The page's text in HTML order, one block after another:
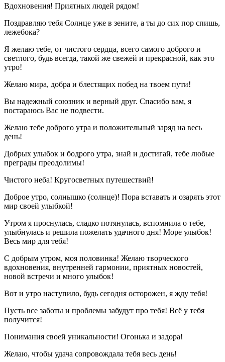
Вдохновения! Приятных людей рядом!
Поздравляю тебя Солнце уже в зените, а ты до сих пор спишь,
лежебока?
Я желаю тебе, от чистого сердца, всего самого доброго и
светлого, будь всегда, такой же свежей и прекрасной, как это
утро!
Желаю мира, добра и блестящих побед на твоем пути!
Вы надежный союзник и верный друг. Спасибо вам, я
постараюсь Вас не подвести.
Желаю тебе доброго утра и положительный заряд на весь
день!
Добрых улыбок и бодрого утра, знай и достигай, тебе любые
преграды преодолимы!
Чистого неба! Кругосветных путешествий!
Доброе утро, солнышко (солнце)! Пора вставать и озарять этот
мир своей улыбкой!
Утром я проснулась, сладко потянулась, вспомнила о тебе,
улыбнулась и решила пожелать удачного дня! Море улыбок!
Весь мир для тебя!
С добрым утром, моя половинка! Желаю творческого
вдохновения, внутренней гармонии, приятных новостей,
новой встречи и много улыбок!
Вот и утро наступило, будь сегодня осторожен, я жду тебя!
Пусть все заботы и проблемы забудут про тебя! Всё у тебя
получится!
Понимания своей уникальности! Огонька и задора!
Желаю, чтобы удача сопровождала тебя весь день!